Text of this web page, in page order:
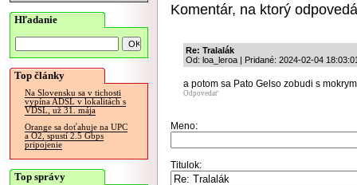
Hľadanie
Top články
Na Slovensku sa v tichosti
vypína ADSL v lokalitách s
VDSL, už 31. mája
Orange sa doťahuje na UPC
a O2, spustí 2.5 Gbps
pripojenie
Top správy
Komentár, na ktorý
Re: Tralalák
Od: loa_leroa | Pridané: 2024-02-04
a potom sa Pato Gelso zobudi s
Odpovedať
Meno:
Titulok: